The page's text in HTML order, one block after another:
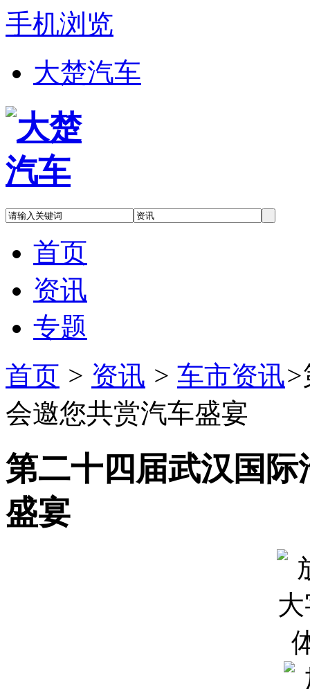
手机浏览
大楚汽车
首页
资讯
专题
首页 > 资讯 > 车市资讯>
会邀您共赏汽车盛宴
第二十四届武汉国
盛宴